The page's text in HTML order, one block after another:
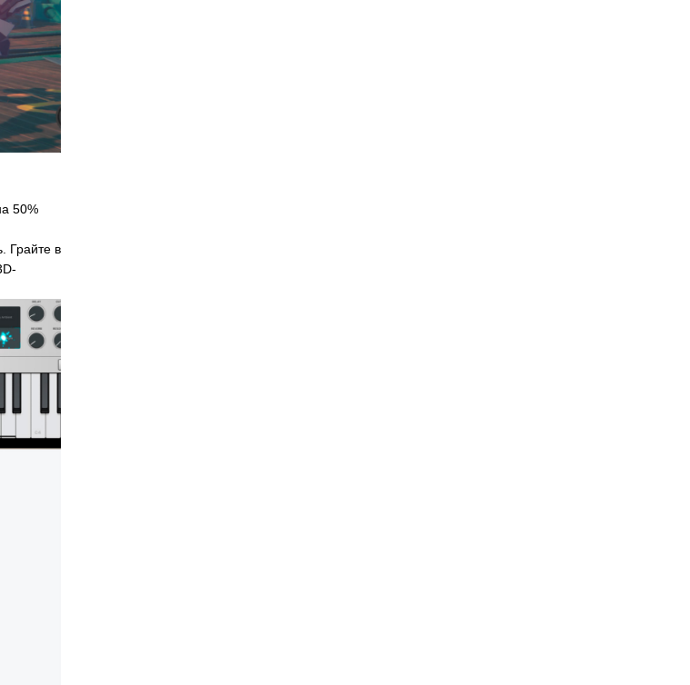
50%
Грайте в